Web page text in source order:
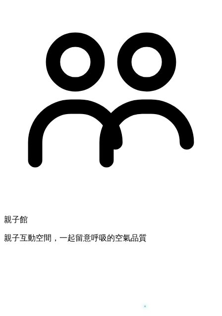
親子館
親子互動空間，一起留意呼吸的空氣品質